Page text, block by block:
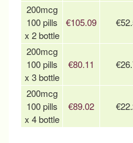
200mcg
100 pills
x 2 bottle
€105.09
200mcg
100 pills
x 3 bottle
€80.11
200mcg
100 pills
x 4 bottle
€89.02